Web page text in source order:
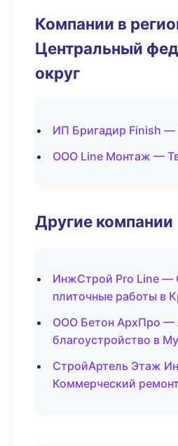
Компании в
Центральный
округ
ИП Бригадир Finish —
ООО Line Монтаж —
Другие компании
ИнжСтрой Pro Line —
плиточные работы в
ООО Бетон АрхПро —
благоустройство в
СтройАртель Этаж
Коммерческий